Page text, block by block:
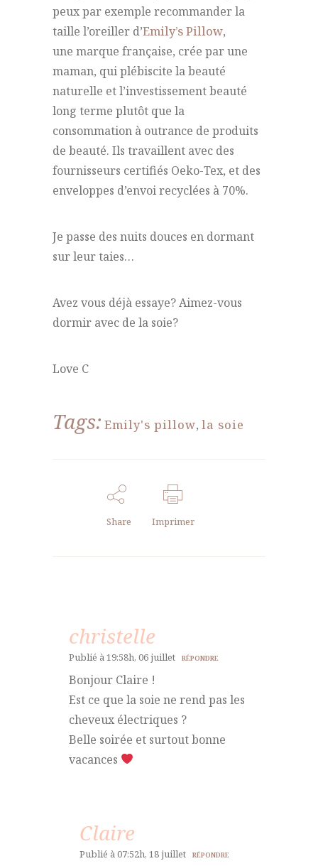
peux par exemple recommander la
taille l’oreiller d’Emily’s Pillow,
une marque française, crée par une
maman, qui plébiscite labeauté
naturelle etl’investissement beauté
long terme plutôt que la
consommation à outrance de produits
de beauté. Ils travaillent avec des
fournisseurs certifiés Oeko-Tex, et des
enveloppes d’envoi recyclées à 70%.
Je passe des nuits douces en dormant
sur leur taies…
Avez vous déjà essaye? Aimez-vous
dormir avec de la soie?
Love C
Tags: Emily's pillow, la soie
Share Imprimer
christelle
Publié à 19:58h, 06 juillet RÉPONDRE
Bonjour Claire !
Est ce que la soie ne rend pas les
cheveux électriques ?
Belle soirée et surtout bonne
vacances
Claire
Publié à 07:52h, 18 juillet RÉPONDRE